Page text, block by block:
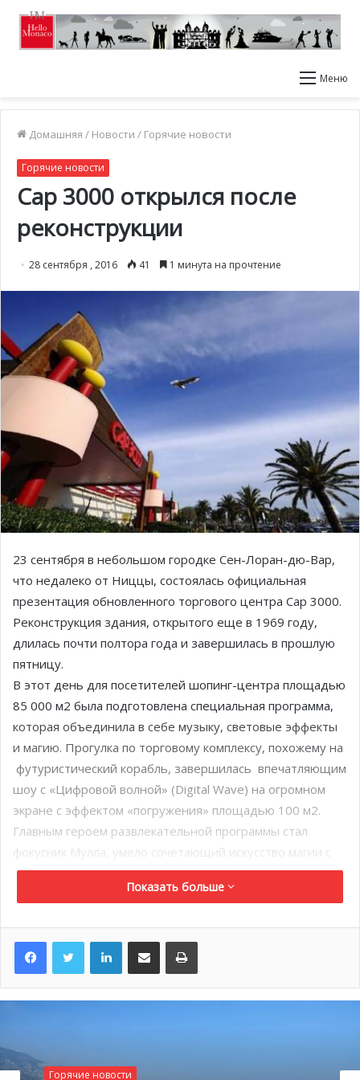
Меню
Домашняя / Новости / Горячие новости
Горячие новости
Cap 3000 открылся после
реконструкции
28 сентября , 2016 41 1 минута на прочтение
23 сентября в небольшом городке Сен-Лоран-дю-Вар,
что недалеко от Ниццы, состоялась официальная
презентация обновленного торгового центра Cap 3000.
Реконструкция здания, открытого еще в 1969 году,
длилась почти полтора года и завершилась в прошлую
пятницу.
В этот день для посетителей шопинг-центра площадью
85 000 м2 была подготовлена специальная программа,
которая объединила в себе музыку, световые эффекты
и магию. Прогулка по торговому комплексу, похожему на
футуристический корабль, завершилась впечатляющим
шоу с «Цифровой волной» (Digital Wave) на огромном
экране с эффектом «погружения» площадью 100 м2.
Главным героем развлекательной программы стал
фокусник Мулла, умело сочетающий искусство магии с
современными технологиями. Он представил свое
эксклюзивное шоу, подготовленное специально для
Показать больше
LinkedInПоделиться по электронной почте Распечатать
Горячие новости